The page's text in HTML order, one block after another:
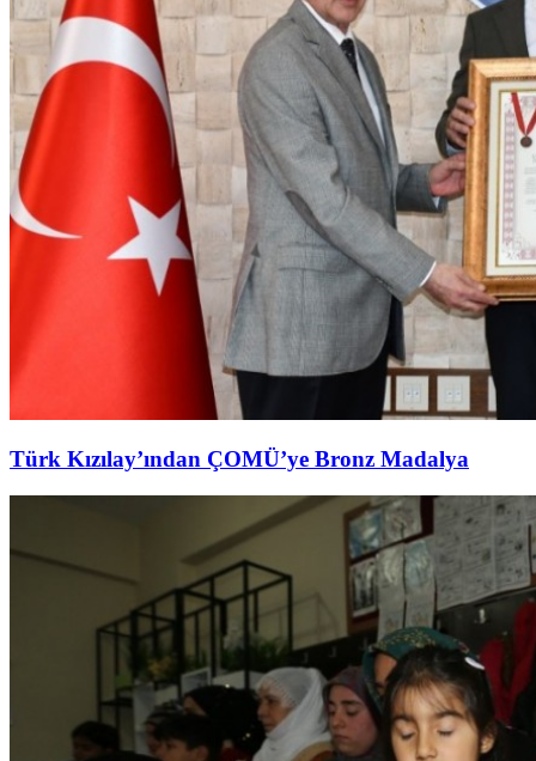
Türk Kızılay’ından ÇOMÜ’ye Bronz Madalya